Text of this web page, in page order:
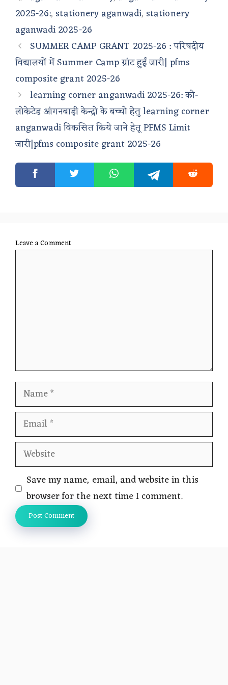
2025-26:, stationery aganwadi, stationery
aganwadi 2025-26
SUMMER CAMP GRANT 2025-26 : परिषदीय
विद्यालयों में Summer Camp ग्रांट हुईं जारी| pfms
composite grant 2025-26
learning corner anganwadi 2025-26: को-
लोकेटेड आंगनबाड़ी केन्द्रो के बच्चो हेतु learning corner
anganwadi विकसित किये जाने हेतू PFMS Limit
जारी|pfms composite grant 2025-26
Leave a Comment
Name
Email
Website
Save my name, email, and website in this
browser for the next time I comment.